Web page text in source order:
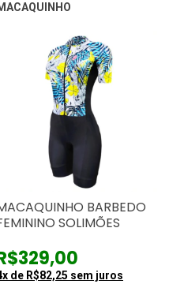
BARBEDO
SOLIMÕES
x de R$82,25 sem juros